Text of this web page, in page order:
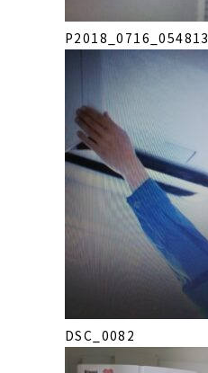
P2018_0716_054813
DSC_0082